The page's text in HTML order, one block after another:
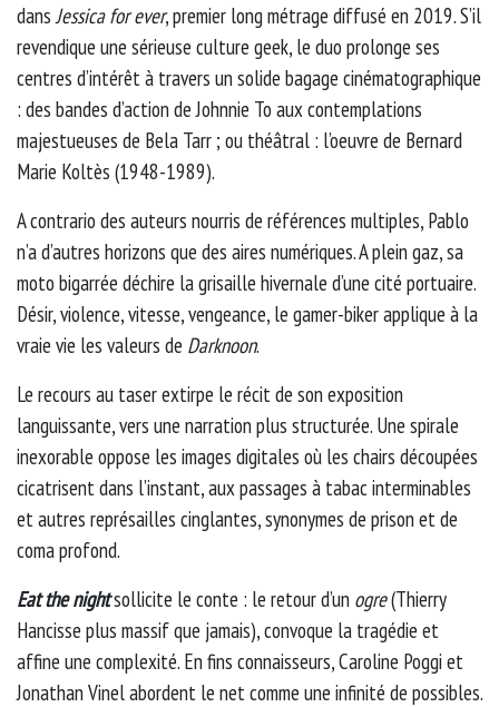
dans Jessica for ever, premier long métrage diffusé en 2019. S’il
revendique une sérieuse culture geek, le duo prolonge ses
centres d’intérêt à travers un solide bagage cinématographique
: des bandes d’action de Johnnie To aux contemplations
majestueuses de Bela Tarr ; ou théâtral : l’oeuvre de Bernard
Marie Koltès (1948-1989).
A contrario des auteurs nourris de références multiples, Pablo
n’a d’autres horizons que des aires numériques. A plein gaz, sa
moto bigarrée déchire la grisaille hivernale d’une cité portuaire.
Désir, violence, vitesse, vengeance, le gamer-biker applique à la
vraie vie les valeurs de Darknoon.
Le recours au taser extirpe le récit de son exposition
languissante, vers une narration plus structurée. Une spirale
inexorable oppose les images digitales où les chairs découpées
cicatrisent dans l’instant, aux passages à tabac interminables
et autres représailles cinglantes, synonymes de prison et de
coma profond.
Eat the nightsollicite le conte : le retour d’un ogre(Thierry
Hancisse plus massif que jamais), convoque la tragédie et
affine une complexité. En fins connaisseurs, Caroline Poggi et
Jonathan Vinel abordent le net comme une infinité de possibles.